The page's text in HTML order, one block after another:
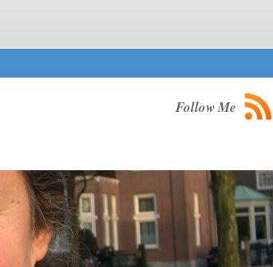
Follow Me